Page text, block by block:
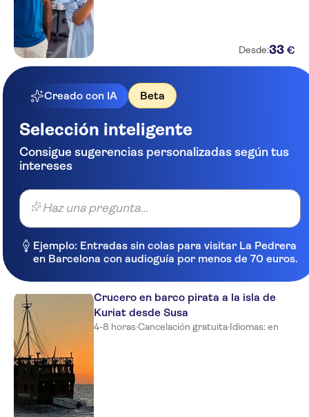
Sentido Rosa Beach
Jinene
Sindbad Center
SHEMS HOLIDAY VILLAGE
Marhaba Neptune
Hotel Golf Residence
El Kantaoui Center
Palmyra Aqua Park Kantaoui
ALASSIO THALASSO
Hotel Archipel
Framissima Regency Monastir
Caribbean World Monastir
Desde:33 €
Creado con IA Beta
Selección inteligente
Consigue sugerencias personalizadas según tus
intereses
Haz una pregunta...
Ejemplo: Entradas sin colas para visitar La Pedrera
en Barcelona con audioguía por menos de 70 euros.
Crucero en barco pirata a la isla de
Kuriat desde Susa
4-8 horas·Cancelación gratuita·Idiomas: en